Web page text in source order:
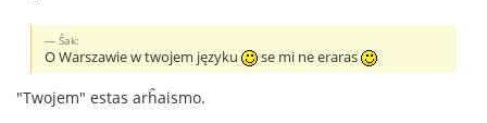
Ŝak:
O Warszawie w twojem języku se mi ne eraras
"Twojem" estas arĥaismo.